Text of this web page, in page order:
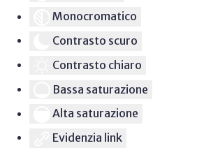
Monocromatico
Contrasto scuro
Contrasto chiaro
Bassa saturazione
Alta saturazione
Evidenzia link